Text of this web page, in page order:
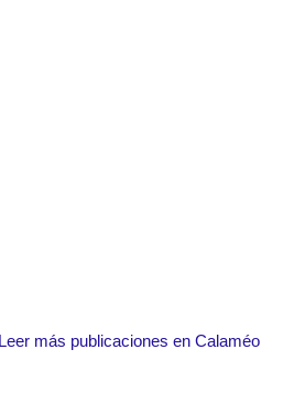
Leer más publicaciones en Calaméo